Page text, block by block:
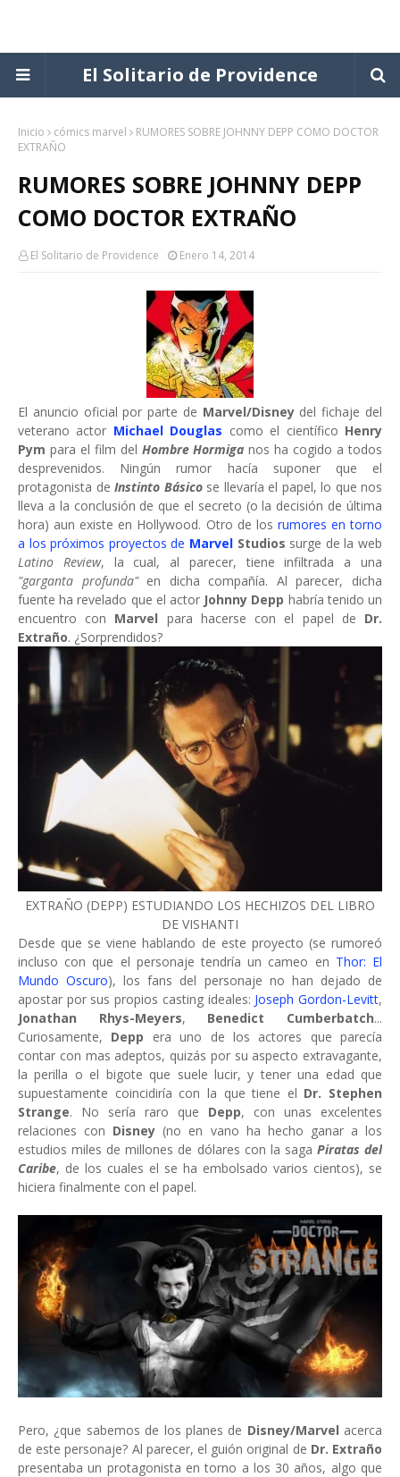
El Solitario de Providence
Inicio cómics marvel
RUMORES SOBRE JOHNNY DEPP COMO DOCTOR
EXTRAÑO
RUMORES SOBRE JOHNNY DEPP
COMO DOCTOR EXTRAÑO
El Solitario de Providence Enero 14, 2014
El anuncio oficial por parte de Marvel/Disneydel fichaje del
veterano actor Michael Douglas como el científico Henry
Pym para el film del Hombre Hormiga nos ha cogido a todos
desprevenidos. Ningún rumor hacía suponer que el
protagonista de Instinto Básicose llevaría el papel, lo que nos
lleva a la conclusión de que el secreto (o la decisión de última
hora) aun existe en Hollywood. Otro de los rumores en torno
a los próximos proyectos de Marvel Studios surge de la web
Latino Review, la cual, al parecer, tiene infiltrada a una
"garganta profunda"en dicha compañía. Al parecer, dicha
fuente ha revelado que el actor Johnny Depp habría tenido un
encuentro con Marvel para hacerse con el papel de Dr.
Extraño. ¿Sorprendidos?
EXTRAÑO (DEPP) ESTUDIANDO LOS HECHIZOS DEL LIBRO
DE VISHANTI
Desde que se viene hablando de este proyecto (se rumoreó
incluso con que el personaje tendría un cameo en Thor: El
Mundo Oscuro), los fans del personaje no han dejado de
apostar por sus propios casting ideales: Joseph Gordon-Levitt,
Jonathan Rhys-Meyers, Benedict Cumberbatch...
Curiosamente, Depp era uno de los actores que parecía
contar con mas adeptos, quizás por su aspecto extravagante,
la perilla o el bigote que suele lucir, y tener una edad que
supuestamente coincidiría con la que tiene el Dr. Stephen
Strange. No sería raro que Depp, con unas excelentes
relaciones con Disney (no en vano ha hecho ganar a los
estudios miles de millones de dólares con la saga Piratas del
Caribe, de los cuales el se ha embolsado varios cientos), se
hiciera finalmente con el papel.
Pero, ¿que sabemos de los planes de Disney/Marvel acerca
de este personaje? Al parecer, el guión original de Dr. Extraño
presentaba un protagonista en torno a los 30 años, algo que